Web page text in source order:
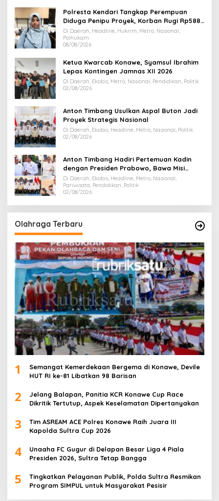
Polresta Kendari Tangkap Perempuan
Diduga Penipu Proyek, Korban Rugi Rp588,1
Juta
Di Daerah, Headline, Hukrim, Metro, Nasional,
Polhukam
08/08/2026
Ketua Kwarcab Konawe, Syamsul Ibrahim
Lepas Kontingen Jamnas XII 2026
Di Daerah, Ekobis, Metro, Nasional, Pendidikan, Politik
02/08/2026
Anton Timbang Usulkan Aspal Buton Jadi
Proyek Strategis Nasional
Di Daerah, Ekobis, Headline, Metro, Nasional, Politik
02/08/2026
Anton Timbang Hadiri Pertemuan Kadin
dengan Presiden Prabowo, Bawa Misi
Majukan Ekonomi Sultra
Di Daerah, Ekobis, Headline, Metro, Nasional,
Pariwisata, Pendidikan, Politik
02/08/2026
Olahraga Terbaru
1
Semangat Kemerdekaan Bergema di Konawe, Devile
HUT RI ke-81 Libatkan 98 Barisan
2
Jelang Balapan, Panitia KCR Konawe Cup Race
Dikritik Tertutup, Aspek Keselamatan Dipertanyakan
3
Tim ASREAM ACE Polres Konawe Raih Juara III
Kapolda Sultra Cup 2026
4
Unaaha FC Gugur di Delapan Besar Liga 4 Piala
Presiden 2026, Sultra Tetap Bangga
5
Tingkatkan Pelayanan Publik, Polda Sultra Resmikan
Program SIMPUL untuk Masyarakat Pesisir